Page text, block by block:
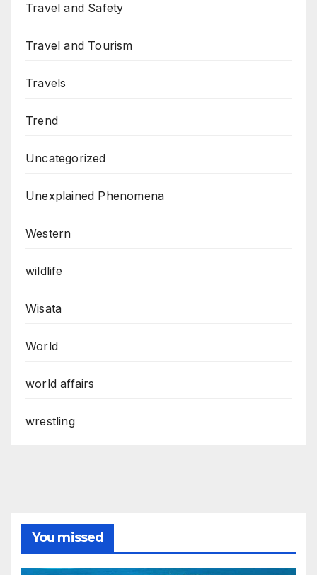
Travel and Safety
Travel and Tourism
Travels
Trend
Uncategorized
Unexplained Phenomena
Western
wildlife
Wisata
World
world affairs
wrestling
You missed